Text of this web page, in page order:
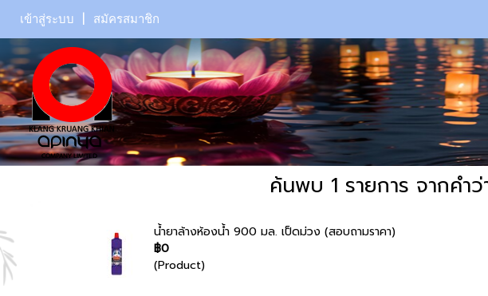
เข้าสู่ระบบ สมัครสมาชิก
ค้นพบ 1 รายการ จากคำ
น้ำยาล้างห้องน้ำ 900 มล. เป็ดม่วง (สอบถามราคา)
฿0
(Product)